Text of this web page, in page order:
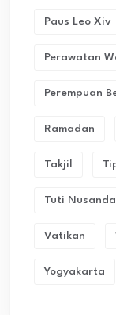
Paus Leo Xiv
Perawatan
Perempuan
Ramadan
Takjil
Tuti
Vatikan
Yogyakarta